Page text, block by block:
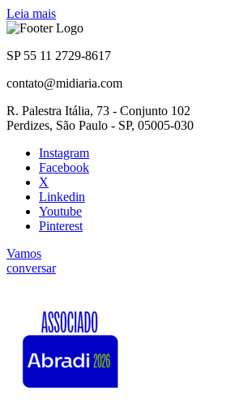
Leia mais
SP 55 11 2729-8617
contato@midiaria.com
R. Palestra Itália, 73 - Conjunto 102
Perdizes, São Paulo - SP, 05005-030
Instagram
Facebook
X
Linkedin
Youtube
Pinterest
Vamos
conversar